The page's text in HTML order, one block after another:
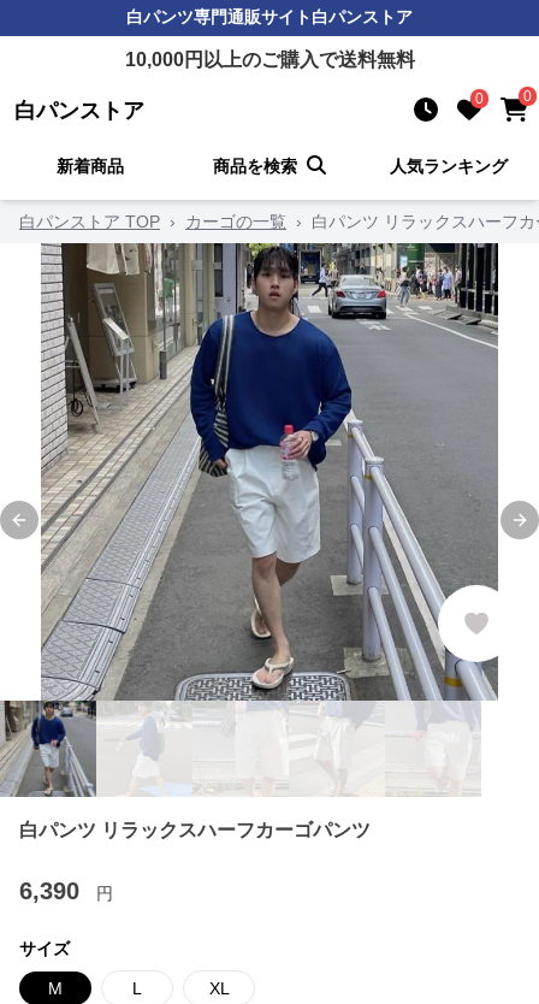
白パンツ専門通販サイト白パンストア
10,000円以上のご購入で送料無料
白パンストア 0 0
新着商品 商品を検索 人気ランキング
白パンストア TOP › カーゴの一覧 › 白パンツ リラックスハーフ
Previous slide
白パンツ リラックスハーフカーゴパンツ
6,390 円
サイズ
M L XL